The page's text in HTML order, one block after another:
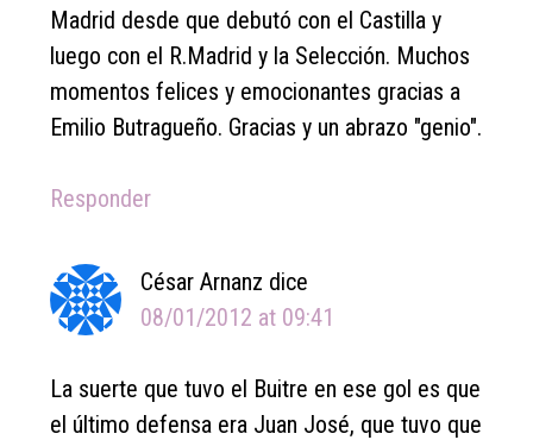
Madrid desde que debutó con el Castilla y
luego con el R.Madrid y la Selección. Muchos
momentos felices y emocionantes gracias a
Emilio Butragueño. Gracias y un abrazo "genio".
Responder
César Arnanz dice
08/01/2012 at 09:41
La suerte que tuvo el Buitre en ese gol es que
el último defensa era Juan José, que tuvo que